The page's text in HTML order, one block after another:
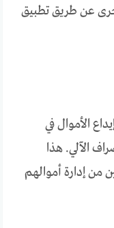
عن طريق تطبيق
الأموال في
الآلي. هذا
من إدارة أموالهم